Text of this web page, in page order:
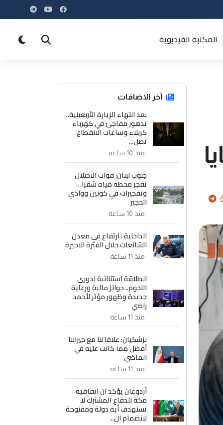
المكتبة الفيديوية
آخر الاضافات
بعد انتهاء الزيارة الأربعينية..
تدهور مفاجئ في كهرباء
كربلاء وساعات الانقطاع
تصل...
منذ 10 ساعة
جنوب لبنان: قوات الاحتلال
تفجر محطة مياه شقرا…
وتفجيرات في كونين ووادي
الحجير
منذ 10 ساعة
الداخلية : ارتفاع في معدل
الشائعات خلال الفترة الاخيرة
منذ 11 ساعة
انطلاقة استثنائية لدوري
النجوم.. جوائز مالية ورعاية
جديدة وظهور مؤثر لأحمد
راضي
منذ 11 ساعة
بزشكيان: علاقاتنا مع جيراننا
أفضل مما كانت عليه في
الماضي
منذ 11 ساعة
أردوغان يؤكد ان اتفاقية
مكة للدفاع المشترك لا
تستهدف أية دولة ومفتوحة
لانضمام ال...